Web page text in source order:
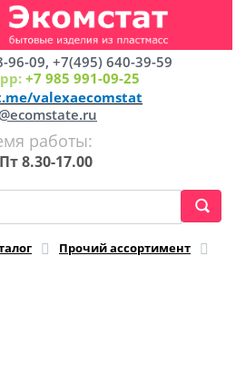
96-09, +7(495) 640-39-59
+7 985 991-09-25
valexaecomstat
работы:
8.30-17.00
Прочий ассортимент